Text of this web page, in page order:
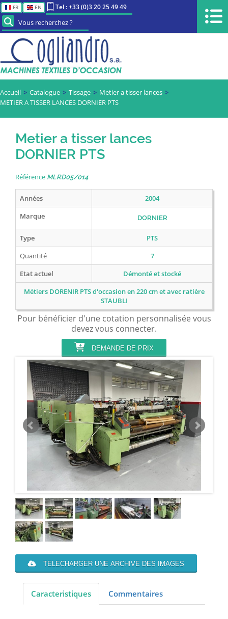
FR EN Tel : +33 (0)3 20 25 49 49
Vous recherchez ?
Accueil Catalogue Tissage
Metier a tisser lances
METIER A TISSER LANCES DORNIER PTS
Metier a tisser lances
DORNIER PTS
Référence MLRD05/014
Années
2004
Marque
DORNIER
Type
PTS
Quantité
7
Etat actuel
Démonté et stocké
Métiers DORENIR PTS d'occasion en 220 cm et avec ratière
STAUBLI
Pour bénéficier d'une cotation personnalisée vous
devez vous connecter.
DEMANDE DE PRIX
TELECHARGER UNE ARCHIVE DES IMAGES
Caracteristiques Commentaires